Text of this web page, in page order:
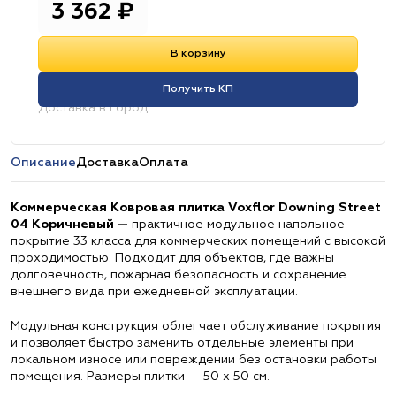
3 362 ₽
В корзину
Получить КП
Доставка в город:
ОписаниеДоставкаОплата
Коммерческая Ковровая плитка Voxflor Downing Street
04 Коричневый — практичное модульное напольное
покрытие 33 класса для коммерческих помещений с высокой
проходимостью. Подходит для объектов, где важны
долговечность, пожарная безопасность и сохранение
внешнего вида при ежедневной эксплуатации.
Модульная конструкция облегчает обслуживание покрытия
и позволяет быстро заменить отдельные элементы при
локальном износе или повреждении без остановки работы
помещения. Размеры плитки — 50 х 50 см.